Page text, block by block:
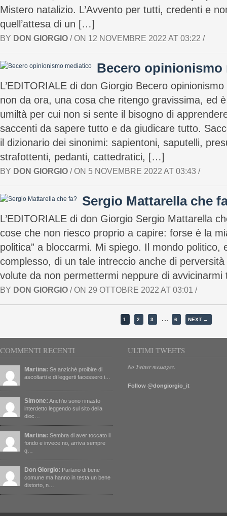
Mistero natalizio. L’Avvento per tutti, credenti e
quell’attesa di un […]
BY DON GIORGIO / ON 12 NOVEMBRE 2022 AT 03:22 /
Becero opinionismo
L’EDITORIALE di don Giorgio Becero
non da ora, una cosa che ritengo gravissima, ed
umiltà per cui non si sente il bisogno di
saccenti da sapere tutto e da giudicare tutto.
il dizionario dei sinonimi: sapientoni, saputelli,
strafottenti, pedanti, cattedratici, […]
BY DON GIORGIO / ON 5 NOVEMBRE 2022 AT 03:43 /
Sergio Mattarella che
L’EDITORIALE di don Giorgio Sergio Mattarella
cose che non riesco proprio a capire: forse è la
politica” a bloccarmi. Mi spiego. Il mondo politico,
complesso, di un tale intreccio anche di
volute da non permettermi neppure di
BY DON GIORGIO / ON 29 OTTOBRE 2022 AT 03:01 /
1 2 3 … 6 NEXT →
COMMENTI RECENTI
Martina: Se anziché proibire di
ascoltarti e di leggerti facessero i…
Simone: Anch'io sono rimasto
interdetto leggendo sul sito della
dioc…
Martina: Sembra di aver toccato il
fondo e invece no, arriva sempre
q…
Don Giorgio: Parlano di bene
comune ma hanno in testa un bene
distorto, n…
ULTIMI TWEETS
No Twitter messages.
Follow @dongiorgio_it